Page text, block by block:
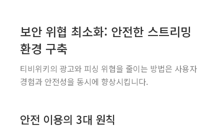
보안 위협 최소화: 안전한 스트리밍
환경 구축
티비위키의 광고와 피싱 위협을 줄이는 방법은 사용자
경험과 안전성을 동시에 향상시킵니다.
안전 이용의 3대 원칙